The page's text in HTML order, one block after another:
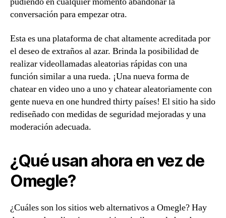
conversación para empezar otra.
Esta es una plataforma de chat altamente acreditada por
el deseo de extraños al azar. Brinda la posibilidad de
realizar videollamadas aleatorias rápidas con una
función similar a una rueda. ¡Una nueva forma de
chatear en video uno a uno y chatear aleatoriamente con
gente nueva en one hundred thirty países! El sitio ha sido
rediseñado con medidas de seguridad mejoradas y una
moderación adecuada.
¿Qué usan ahora en vez de
Omegle?
¿Cuáles son los sitios web alternativos a Omegle? Hay